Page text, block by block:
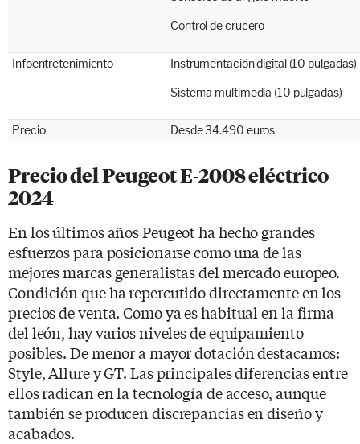
Control de crucero
Infoentretenimiento Instrumentación digital (10 pulgadas)
Sistema multimedia (10 pulgadas)
Precio Desde 34.490 euros
Precio del Peugeot E-2008 eléctrico
2024
En los últimos años Peugeot ha hecho grandes
esfuerzos para posicionarse como una de las
mejores marcas generalistas del mercado europeo.
Condición que ha repercutido directamente en los
precios de venta. Como ya es habitual en la firma
del león, hay varios niveles de equipamiento
posibles. De menor a mayor dotación destacamos:
Style, Allure y GT. Las principales diferencias entre
ellos radican en la tecnología de acceso, aunque
también se producen discrepancias en diseño y
acabados.